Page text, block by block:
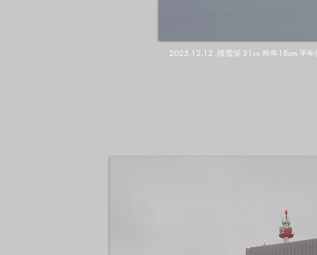
2025.12.12 積雪深 31㎝ 昨年18cm 平年